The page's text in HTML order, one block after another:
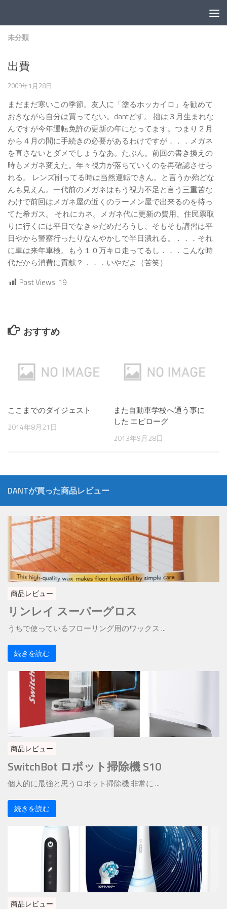
未分類
出費
2009年1月28日
まだまだ寒いこの季節。友人に「塗るホッカイロ」を勧めて
おきながら自分は買ってない。dantどす。 拙は３月生まれな
んですが今年運転免許の更新の年になってます。つまり２月
から４月の間に手続きの必要があるわけですが．．．メガネ
を直さないとダメでしょうなあ。たぶん。前回の書き換えの
時もメガネ変えた。年々視力が落ちていくのを再確認させら
れる。 レンズ削ってる時は当然運転できん。と言うか殆どな
んも見えん。一代前のメガネはもう視力不足と言う三重苦な
わけで前回はメガネ屋の近くのラーメン屋で出来るのを待っ
てた希ガス。 それにカネ。メガネ代に更新の費用、住民票取
りに行くには平日でなきゃだめだろうし、そもそも講習は平
日やから警察行ったりなんやかしで半日潰れる。．．．それ
に車は来年車検。もう１０万キロ走ってるし．．．こんな時
代だから消費に貢献？．．．いやだよ（苦笑）
Post Views: 19
おすすめ
ここまでのダイジェスト
2014年8月21日
また自動車学校へ通う事に
した エピローグ
2013年9月28日
DANTが買った商品レビュー
商品レビュー
リンレイ スーパーグロス
うちで使っているフローリング用のワックス ...
続きを読む
商品レビュー
SwitchBot ロボット掃除機 S10
個人的に最強と思うロボット掃除機 非常に ...
続きを読む
商品レビュー